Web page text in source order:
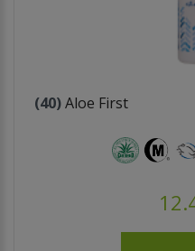
(40)Aloe First